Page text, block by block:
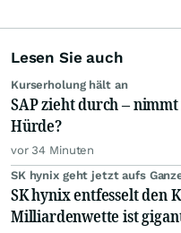
Lesen Sie auch
Kurserholung hält an
SAP zieht durch –
Hürde?
vor 34 Minuten
SK hynix geht jetzt aufs
SK hynix entfesselt den
Milliardenwette ist